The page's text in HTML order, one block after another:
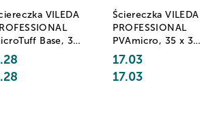
VILEDA
Base, 36
36 cm, żółta
Ściereczka VILEDA
PROFESSIONAL
PVAmicro, 35 x 38
cm, czerwona
17.03
17.03